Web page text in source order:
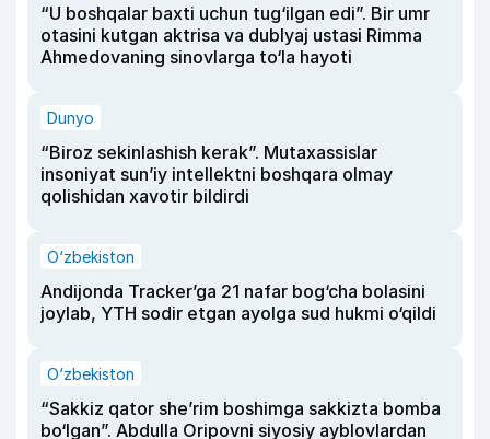
“U boshqalar baxti uchun tug‘ilgan edi”. Bir umr
otasini kutgan aktrisa va dublyaj ustasi Rimma
Ahmedovaning sinovlarga to‘la hayoti
Dunyo
“Biroz sekinlashish kerak”. Mutaxassislar
insoniyat sun’iy intellektni boshqara olmay
qolishidan xavotir bildirdi
O‘zbekiston
Andijonda Tracker’ga 21 nafar bog‘cha bolasini
joylab, YTH sodir etgan ayolga sud hukmi o‘qildi
O‘zbekiston
“Sakkiz qator she’rim boshimga sakkizta bomba
bo‘lgan”. Abdulla Oripovni siyosiy ayblovlardan